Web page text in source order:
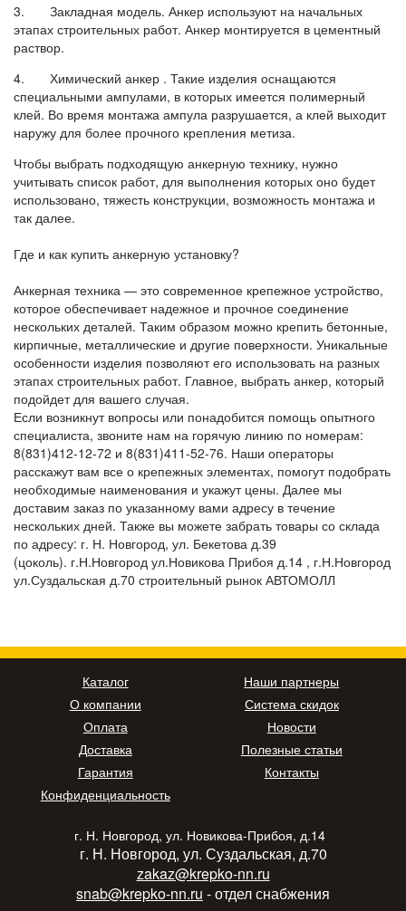
3. Закладная модель. Анкер используют на начальных
этапах строительных работ. Анкер монтируется в цементный
раствор.
4. Химический анкер . Такие изделия оснащаются
специальными ампулами, в которых имеется полимерный
клей. Во время монтажа ампула разрушается, а клей выходит
наружу для более прочного крепления метиза.
Чтобы выбрать подходящую анкерную технику, нужно
учитывать список работ, для выполнения которых оно будет
использовано, тяжесть конструкции, возможность монтажа и
так далее.
Где и как купить анкерную установку?
Анкерная техника — это современное крепежное устройство,
которое обеспечивает надежное и прочное соединение
нескольких деталей. Таким образом можно крепить бетонные,
кирпичные, металлические и другие поверхности. Уникальные
особенности изделия позволяют его использовать на разных
этапах строительных работ. Главное, выбрать анкер, который
подойдет для вашего случая.
Если возникнут вопросы или понадобится помощь опытного
специалиста, звоните нам на горячую линию по номерам:
8(831)412-12-72 и 8(831)411-52-76. Наши операторы
расскажут вам все о крепежных элементах, помогут подобрать
необходимые наименования и укажут цены. Далее мы
доставим заказ по указанному вами адресу в течение
нескольких дней. Также вы можете забрать товары со склада
по адресу: г. Н. Новгород, ул. Бекетова д.39
(цоколь). г.Н.Новгород ул.Новикова Прибоя д.14 , г.Н.Новгород
ул.Суздальская д.70 строительный рынок АВТОМОЛЛ
Каталог
О компании
Оплата
Доставка
Гарантия
Конфиденциальность
Наши партнеры
Система скидок
Новости
Полезные статьи
Контакты
г. Н. Новгород, ул. Новикова-Прибоя, д.14
г. Н. Новгород, ул. Суздальская, д.70
zakaz@krepko-nn.ru
snab@krepko-nn.ru - отдел снабжения